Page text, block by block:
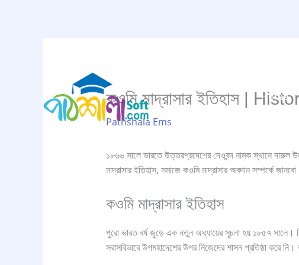
Home
কওমি মাদ্রাসার ইতিহাস |
Pathshala Ems
১৮৬৬ সালে ভারতে উত্তরপ্রদেশের দেওবন্দ নামক স্থানে দারুল
মাদ্রাসার ইতিহাস, সমাজে কওমি মাদ্রাসার অবদান সম্পর্কে
কওমি মাদ্রাসার ইতিহাস
পুরো ভারত বর্ষ জুড়ে এক নতুন অধ্যায়ের সূচনা হয় ১৮৫৭ সালে।
সরাসরিভাবে উপমহাদেশের উপর নিজেদের শাসন প্রতিষ্ঠা করে নি।